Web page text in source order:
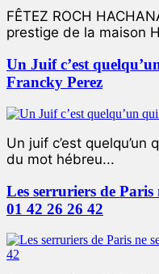
FÊTEZ ROCH
prestige de la maison
Un Juif c’est
Francky Perez
Un juif c’est
du mot hébreu...
Les serruriers de Paris
01 42 26 26 42